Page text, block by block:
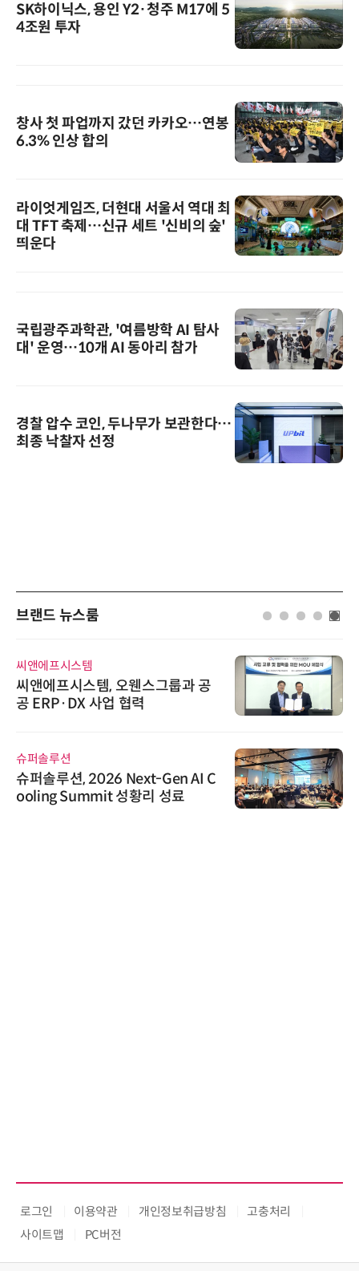
SK하이닉스, 용인 Y2·청주 M17에 5
4조원 투자
창사 첫 파업까지 갔던 카카오…연봉
6.3% 인상 합의
라이엇게임즈, 더현대 서울서 역대 최
대 TFT 축제…신규 세트 '신비의 숲'
띄운다
국립광주과학관, '여름방학 AI 탐사
대' 운영…10개 AI 동아리 참가
경찰 압수 코인, 두나무가 보관한다…
최종 낙찰자 선정
브랜드 뉴스룸
씨앤에프시스템
씨앤에프시스템, 오웬스그룹과 공
공 ERP·DX 사업 협력
슈퍼솔루션
슈퍼솔루션, 2026 Next-Gen AI C
ooling Summit 성황리 성료
로그인 이용약관 개인정보취급방침
고충처리
사이트맵
PC버전